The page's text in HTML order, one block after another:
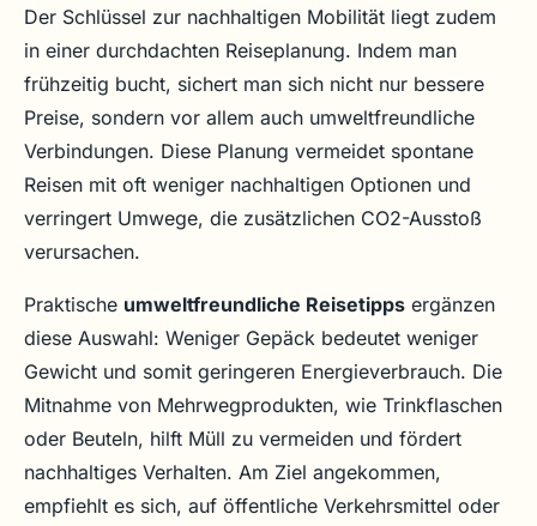
Der Schlüssel zur nachhaltigen Mobilität liegt zudem
in einer durchdachten Reiseplanung. Indem man
frühzeitig bucht, sichert man sich nicht nur bessere
Preise, sondern vor allem auch umweltfreundliche
Verbindungen. Diese Planung vermeidet spontane
Reisen mit oft weniger nachhaltigen Optionen und
verringert Umwege, die zusätzlichen CO2-Ausstoß
verursachen.
Praktische umweltfreundliche Reisetipps ergänzen
diese Auswahl: Weniger Gepäck bedeutet weniger
Gewicht und somit geringeren Energieverbrauch. Die
Mitnahme von Mehrwegprodukten, wie Trinkflaschen
oder Beuteln, hilft Müll zu vermeiden und fördert
nachhaltiges Verhalten. Am Ziel angekommen,
empfiehlt es sich, auf öffentliche Verkehrsmittel oder